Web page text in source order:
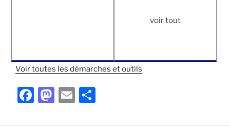
voir tout
Voir toutes les démarches et outils
F
M E